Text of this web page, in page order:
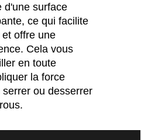
d'une surface
ce qui facilite
et offre une
Cela vous
en toute
la force
ou desserrer